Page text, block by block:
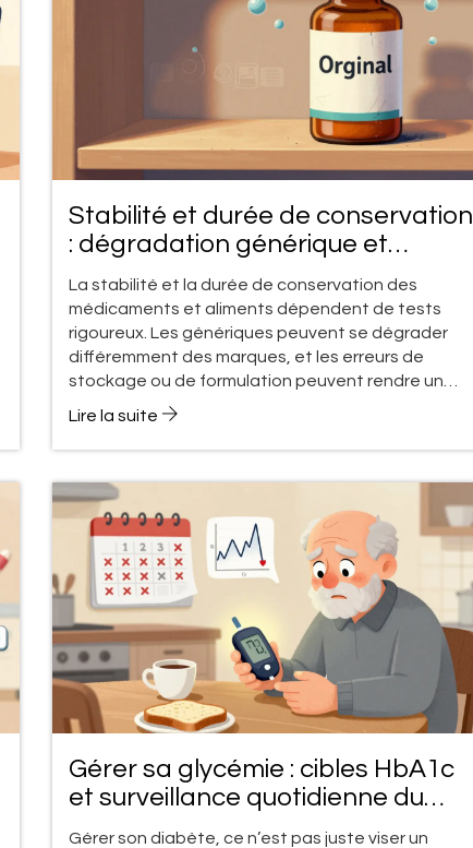
Stabilité et durée de conservation
: dégradation générique et
sécurité des produits
La stabilité et la durée de conservation des
médicaments et aliments dépendent de tests
rigoureux. Les génériques peuvent se dégrader
différemment des marques, et les erreurs de
stockage ou de formulation peuvent rendre un
produit dangereux. Voici ce que vous devez savoir
Lire la suite
Gérer sa glycémie : cibles HbA1c
et surveillance quotidienne du
glucose
Gérer son diabète, ce n’est pas juste viser un